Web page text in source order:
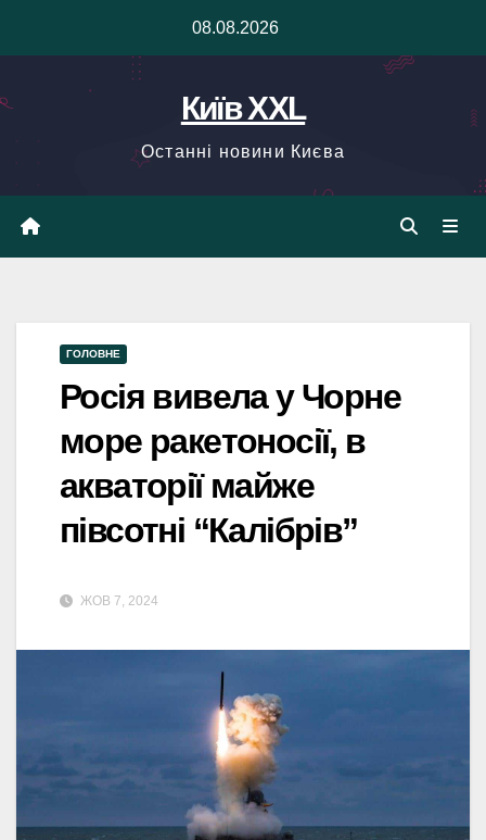
08.08.2026
Київ XXL
Останні новини Києва
ГОЛОВНЕ
Росія вивела у Чорне
море ракетоносії, в
акваторії майже
півсотні “Калібрів”
ЖОВ 7, 2024